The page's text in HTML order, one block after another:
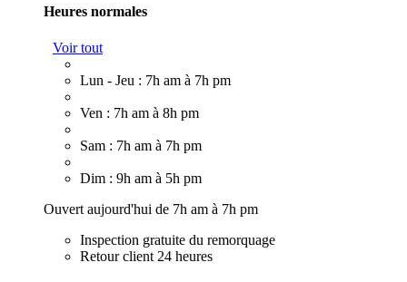
Heures normales
Voir tout
Lun - Jeu : 7h am à 7h pm
Ven : 7h am à 8h pm
Sam : 7h am à 7h pm
Dim : 9h am à 5h pm
Ouvert aujourd'hui de 7h am à 7h pm
Inspection gratuite du remorquage
Retour client 24 heures